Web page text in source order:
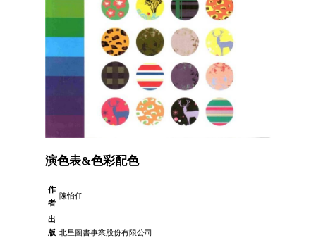
演色表&色彩配色
作
者
陳怡任
出
版 北星圖書事業股份有限公司